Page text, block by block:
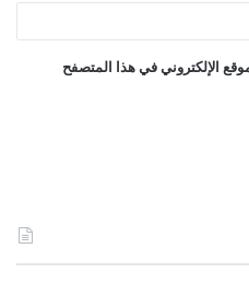
الإلكتروني في هذا المتصفح